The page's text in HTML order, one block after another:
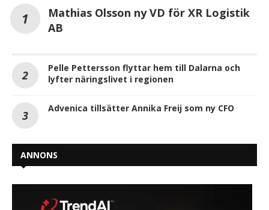
Mathias Olsson ny VD för XR Logistik
AB
Pelle Pettersson flyttar hem till Dalarna och
lyfter näringslivet i regionen
Advenica tillsätter Annika Freij som ny CFO
ANNONS